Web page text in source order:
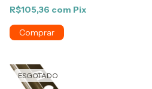
R$105,36 com Pix
ESGOTADO